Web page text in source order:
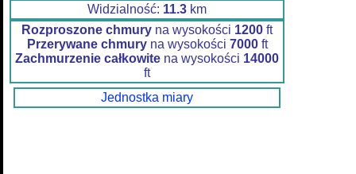
Widzialność: 11.3 km
Rozproszone chmury na wysokości 1200 ft
Przerywane chmuryna wysokości 7000ft
Zachmurzenie całkowite na wysokości 14000
ft
Jednostka miary